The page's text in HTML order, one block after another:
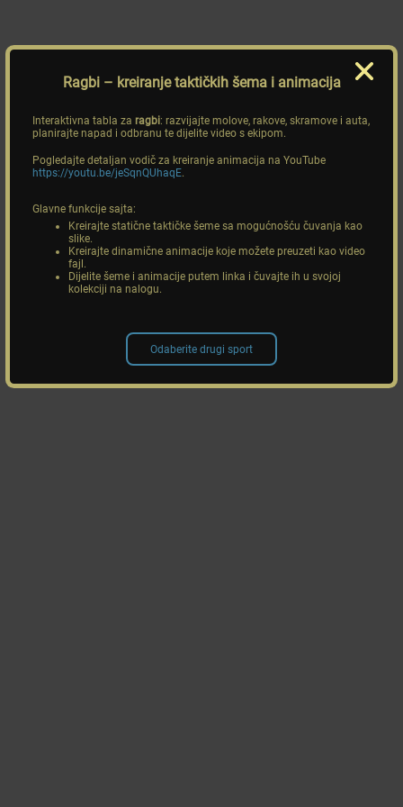
Ragbi– kreiranje taktičkih šema i animacija
Interaktivna tabla zaragbi: razvijajte molove, rakove, skramove i auta,
planirajte napad i odbranu te dijelite video s ekipom.
Pogledajte detaljan vodič za kreiranje animacija na YouTube
https://youtu.be/jeSqnQUhaqE.
Glavne funkcije sajta:
Kreirajte statične taktičke šeme sa mogućnošću čuvanja kao
slike.
Kreirajte dinamične animacije koje možete preuzeti kao video
fajl.
Dijelite šeme i animacije putem linka i čuvajte ih u svojoj
kolekciji na nalogu.
Odaberite drugi sport